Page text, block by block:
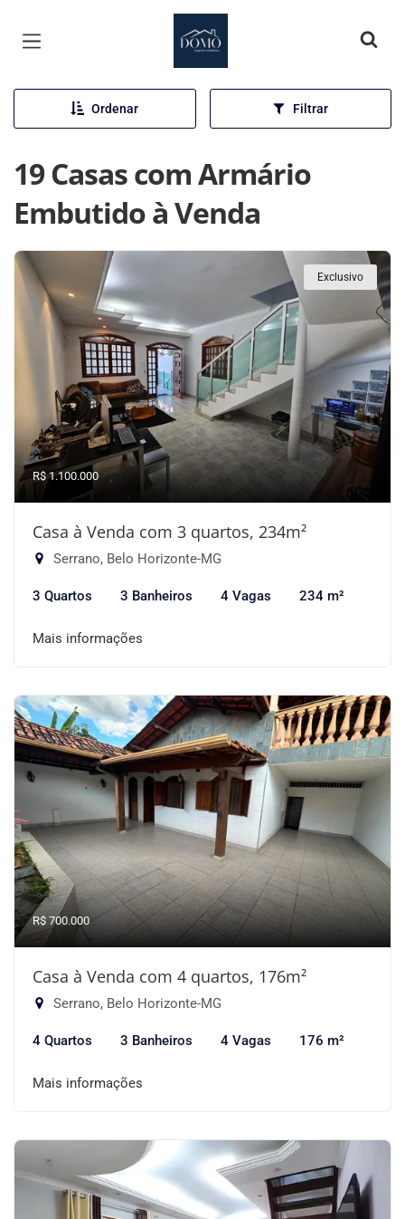
Página inicial
Ordenar Filtrar
19 Casas com Armário
Embutido à Venda
Exclusivo
R$ 1.100.000
Casa à Venda com 3 quartos, 234m²
Serrano, Belo Horizonte-MG
3 Quartos 3 Banheiros 4 Vagas 234 m²
Mais informações
R$ 700.000
Casa à Venda com 4 quartos, 176m²
Serrano, Belo Horizonte-MG
4 Quartos 3 Banheiros 4 Vagas 176 m²
Mais informações